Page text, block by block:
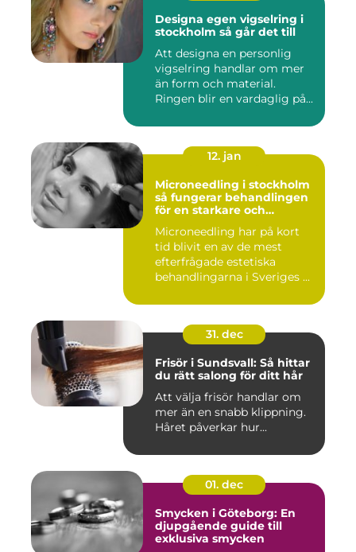
Designa egen vigselring i
stockholm så går det till
Att designa en personlig
vigselring handlar om mer
än form och material.
Ringen blir en vardaglig på...
12. jan
Microneedling i stockholm
så fungerar behandlingen
för en starkare och
Microneedling har på kort
tid blivit en av de mest
efterfrågade estetiska
behandlingarna i Sveriges ...
31. dec
Frisör i Sundsvall: Så hittar
du rätt salong för ditt hår
Att välja frisör handlar om
mer än en snabb klippning.
Håret påverkar hur...
01. dec
Smycken i Göteborg: En
djupgående guide till
exklusiva smycken